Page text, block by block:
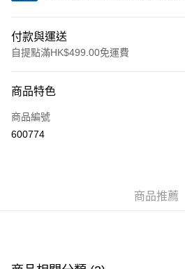
付款與運送
自提點滿HK$499.00免運費
信用卡
Apple Pay
商品特色
商品編號
600774
商品推薦